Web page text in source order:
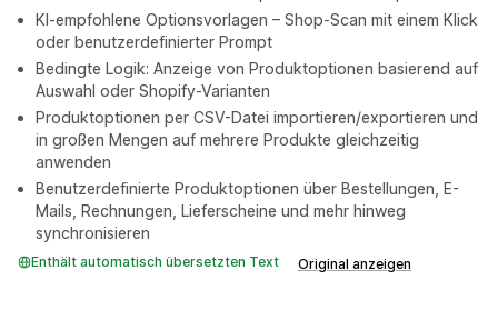
KI-empfohlene Optionsvorlagen – Shop-Scan mit einem Klick
oder benutzerdefinierter Prompt
Bedingte Logik: Anzeige von Produktoptionen basierend auf
Auswahl oder Shopify-Varianten
Produktoptionen per CSV-Datei importieren/exportieren und
in großen Mengen auf mehrere Produkte gleichzeitig
anwenden
Benutzerdefinierte Produktoptionen über Bestellungen, E-
Mails, Rechnungen, Lieferscheine und mehr hinweg
synchronisieren
Enthält automatisch übersetzten Text Original anzeigen